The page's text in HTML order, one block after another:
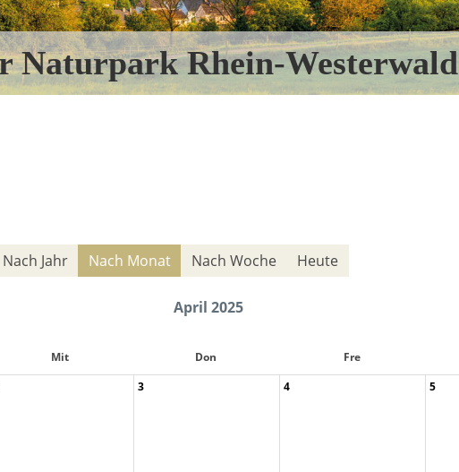
Naturpark Rhein-Westerwald
Nach Jahr Nach Monat Nach Woche Heute
April 2025
Mit Don Fre
3 4 5